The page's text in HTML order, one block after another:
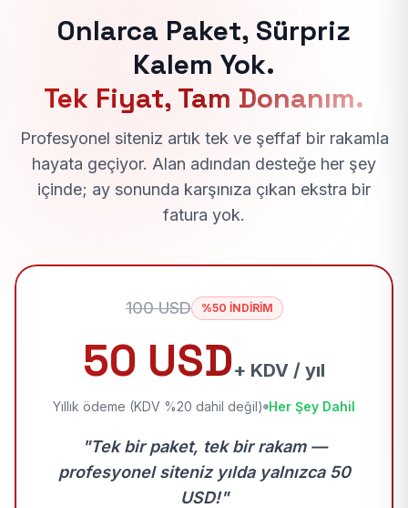
Onlarca Paket, Sürpriz
Kalem Yok.
Tek Fiyat, Tam Donanım.
Profesyonel siteniz artık tek ve şeffaf bir rakamla
hayata geçiyor. Alan adından desteğe her şey
içinde; ay sonunda karşınıza çıkan ekstra bir
fatura yok.
100 USD %50 İNDİRİM
50 USD+ KDV / yıl
Yıllık ödeme (KDV %20 dahil değil) Her Şey Dahil
"Tek bir paket, tek bir rakam —
profesyonel siteniz yılda yalnızca 50
USD!"